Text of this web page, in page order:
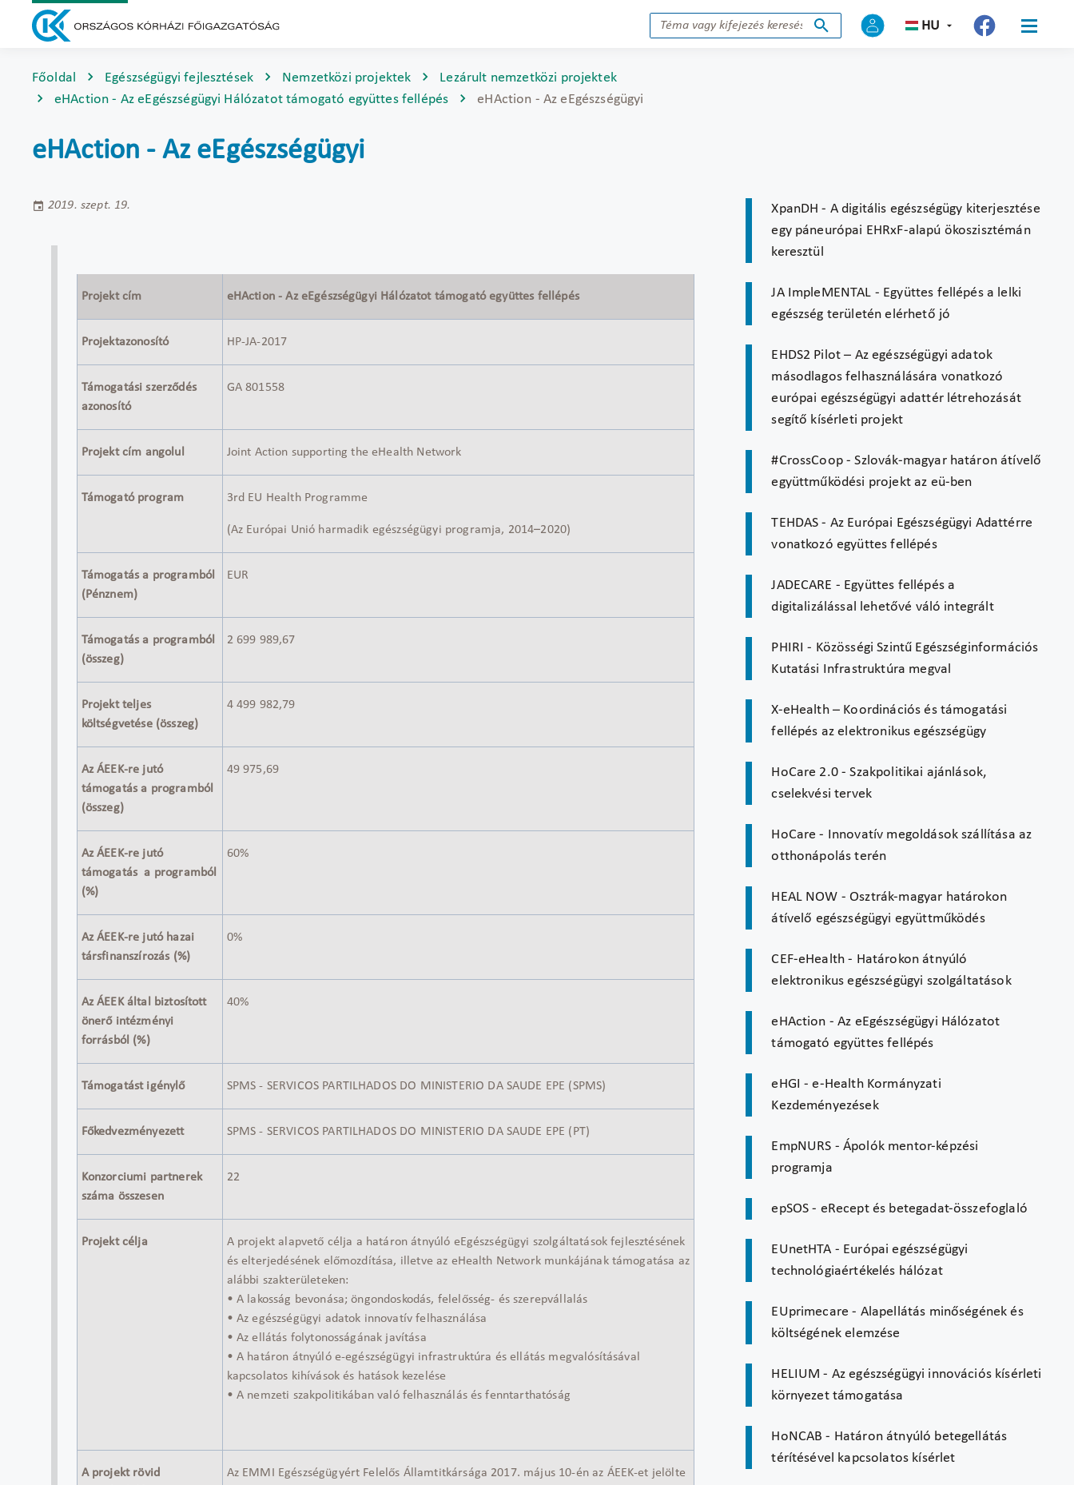
HU
Főoldal Egészségügyi fejlesztések Nemzetközi projektek
Lezárult nemzetközi projektek
eHAction - Az eEgészségügyi Hálózatot támogató együttes fellépés
eHAction - Az eEgészségügyi
eHAction - Az eEgészségügyi
2019. szept. 19.
Projekt cím eHAction - Az eEgészségügyi Hálózatot támogató együttes fellépés
Projektazonosító HP-JA-2017
Támogatási szerződés
azonosító
GA 801558
Projekt cím angolul Joint Action supporting the eHealth Network
Támogató program 3rd EU Health Programme
(Az Európai Unió harmadik egészségügyi programja, 2014–2020)
Támogatás a programból
(Pénznem)
EUR
Támogatás a programból
(összeg)
2 699 989,67
Projekt teljes
költségvetése (összeg)
4 499 982,79
Az ÁEEK-re jutó
támogatás a programból
(összeg)
49 975,69
Az ÁEEK-re jutó
támogatás a programból
(%)
60%
Az ÁEEK-re jutó hazai
társfinanszírozás (%)
0%
Az ÁEEK által biztosított
önerő intézményi
forrásból (%)
40%
Támogatást igénylő SPMS - SERVICOS PARTILHADOS DO MINISTERIO DA SAUDE EPE (SPMS)
Főkedvezményezett SPMS - SERVICOS PARTILHADOS DO MINISTERIO DA SAUDE EPE (PT)
Konzorciumi partnerek
száma összesen
22
Projekt célja
A projekt alapvető célja a határon átnyúló eEgészségügyi szolgáltatások fejlesztésének
és elterjedésének előmozdítása, illetve az eHealth Network munkájának támogatása az
alábbi szakterületeken:
• A lakosság bevonása; öngondoskodás, felelősség- és szerepvállalás
• Az egészségügyi adatok innovatív felhasználása
• Az ellátás folytonosságának javítása
• A határon átnyúló e-egészségügyi infrastruktúra és ellátás megvalósításával
kapcsolatos kihívások és hatások kezelése
• A nemzeti szakpolitikában való felhasználás és fenntarthatóság
A projekt rövid
Az EMMI Egészségügyért Felelős Államtitkársága 2017. május 10-én az ÁEEK-et jelölte
XpanDH - A digitális egészségügy kiterjesztése
egy páneurópai EHRxF-alapú ökoszisztémán
keresztül
JA ImpleMENTAL - Együttes fellépés a lelki
egészség területén elérhető jó
EHDS2 Pilot – Az egészségügyi adatok
másodlagos felhasználására vonatkozó
európai egészségügyi adattér létrehozását
segítő kísérleti projekt
#CrossCoop - Szlovák-magyar határon átívelő
együttműködési projekt az eü-ben
TEHDAS - Az Európai Egészségügyi Adattérre
vonatkozó együttes fellépés
JADECARE - Együttes fellépés a
digitalizálással lehetővé váló integrált
PHIRI - Közösségi Szintű Egészséginformációs
Kutatási Infrastruktúra megval
X-eHealth – Koordinációs és támogatási
fellépés az elektronikus egészségügy
HoCare 2.0 - Szakpolitikai ajánlások,
cselekvési tervek
HoCare - Innovatív megoldások szállítása az
otthonápolás terén
HEAL NOW - Osztrák-magyar határokon
átívelő egészségügyi együttműködés
CEF-eHealth - Határokon átnyúló
elektronikus egészségügyi szolgáltatások
eHAction - Az eEgészségügyi Hálózatot
támogató együttes fellépés
eHGI - e-Health Kormányzati
Kezdeményezések
EmpNURS - Ápolók mentor-képzési
programja
epSOS - eRecept és betegadat-összefoglaló
EUnetHTA - Európai egészségügyi
technológiaértékelés hálózat
EUprimecare - Alapellátás minőségének és
költségének elemzése
HELIUM - Az egészségügyi innovációs kísérleti
környezet támogatása
HoNCAB - Határon átnyúló betegellátás
térítésével kapcsolatos kísérlet